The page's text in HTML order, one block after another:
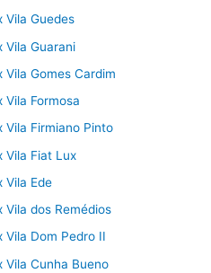
Vila Guedes
Vila Guarani
Gomes Cardim
Formosa
Vila Firmiano Pinto
Vila Fiat Lux
Vila Ede
dos Remédios
Vila Dom Pedro II
Vila Cunha Bueno